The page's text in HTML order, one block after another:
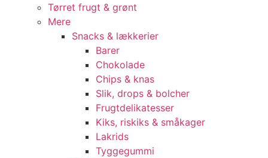
Tørret frugt & grønt
Mere
Snacks & lækkerier
Barer
Chokolade
Chips & knas
Slik, drops & bolcher
Frugtdelikatesser
Kiks, riskiks & småkager
Lakrids
Tyggegummi